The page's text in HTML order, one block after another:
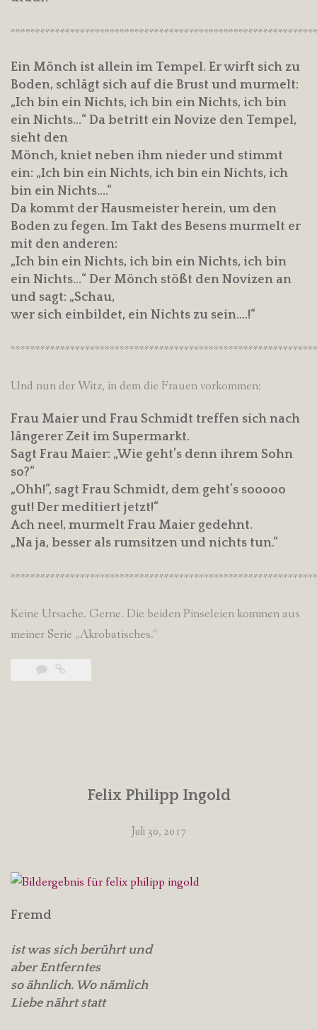
Ein Mönch ist allein im Tempel. Er wirft sich zu
Boden, schlägt sich auf die Brust und murmelt:
„Ich bin ein Nichts, ich bin ein Nichts, ich bin
ein Nichts…“ Da betritt ein Novize den Tempel,
sieht den
Mönch, kniet neben ihm nieder und stimmt
ein: „Ich bin ein Nichts, ich bin ein Nichts, ich
bin ein Nichts….“
Da kommt der Hausmeister herein, um den
Boden zu fegen. Im Takt des Besens murmelt er
mit den anderen:
„Ich bin ein Nichts, ich bin ein Nichts, ich bin
ein Nichts…“ Der Mönch stößt den Novizen an
und sagt: „Schau,
wer sich einbildet, ein Nichts zu sein….!“
Und nun der Witz, in dem die Frauen vorkommen:
Frau Maier und Frau Schmidt treffen sich nach
längerer Zeit im Supermarkt.
Sagt Frau Maier: „Wie geht’s denn ihrem Sohn
so?“
„Ohh!“, sagt Frau Schmidt, dem geht’s sooooo
gut! Der meditiert jetzt!“
Ach nee!, murmelt Frau Maier gedehnt.
„Na ja, besser als rumsitzen und nichts tun.“
Keine Ursache. Gerne. Die beiden Pinseleien kommen aus
meiner Serie „Akrobatisches.“
Felix Philipp Ingold
Juli 30, 2017
Fremd
ist was sich berührt und
aber Entferntes
so ähnlich. Wo nämlich
Liebe nährt statt